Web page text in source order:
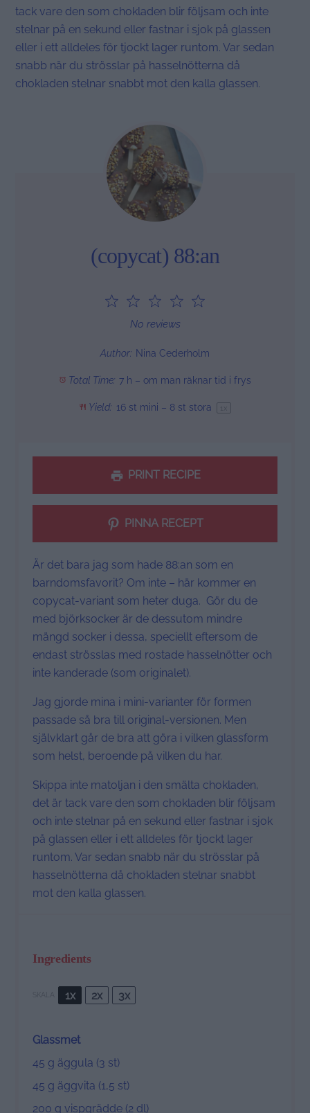
tack vare den som chokladen blir följsam och inte
stelnar på en sekund eller fastnar i sjok på glassen
eller i ett alldeles för tjockt lager runtom. Var sedan
snabb när du strösslar på hasselnötterna då
chokladen stelnar snabbt mot den kalla glassen.
(copycat) 88:an
4
Stars
Stars
1
Star
No reviews
Author: Nina Cederholm
Total Time: 7 h – om man räknar tid i frys
Yield: 16st mini – 8 st stora 1
PRINT RECIPE
PINNA RECEPT
Är det bara jag som hade 88:an som en
barndomsfavorit? Om inte – här kommer en
copycat-variant som heter duga. Gör du de
med björksocker är de dessutom mindre
mängd socker i dessa, speciellt eftersom de
endast strösslas med rostade hasselnötter och
inte kanderade (som originalet).
Jag gjorde mina i mini-varianter för formen
passade så bra till original-versionen. Men
självklart går de bra att göra i vilken glassform
som helst, beroende på vilken du har.
Skippa inte matoljan i den smälta chokladen,
det är tack vare den som chokladen blir följsam
och inte stelnar på en sekund eller fastnar i sjok
på glassen eller i ett alldeles för tjockt lager
runtom. Var sedan snabb när du strösslar på
hasselnötterna då chokladen stelnar snabbt
mot den kalla glassen.
Ingredients
SKALA 1x 2x 3x
Glassmet
45 g äggula (3 st)
45 g äggvita (1,5 st)
200 g vispgrädde (2 dl)